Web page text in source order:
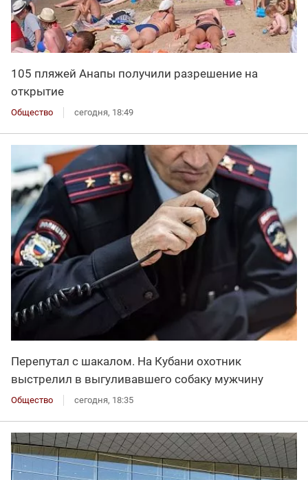
105 пляжей Анапы получили разрешение на
открытие
Общество сегодня, 18:49
Перепутал с шакалом. На Кубани охотник
выстрелил в выгуливавшего собаку мужчину
Общество сегодня, 18:35